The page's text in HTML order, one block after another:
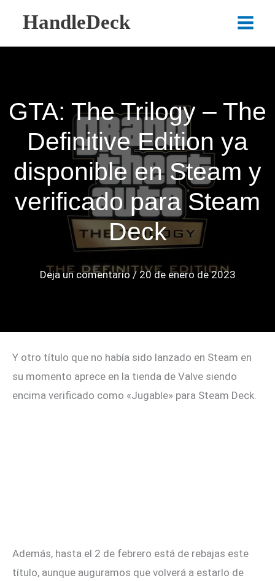
contenido
HandleDeck
Main
GTA: The Trilogy – The
Definitive Edition ya
disponible en Steam y
verificado para Steam
Deck
Deja un comentario / 20 de enero de 2023
Y otro título que no había sido lanzado en Steam en
su momento aprece en la tienda de Valve siendo
encima verificado como «Jugable» para Steam Deck.
Además, hasta el 2 de febrero está de rebajas este
título, aunque auguramos que volverá a estarlo de